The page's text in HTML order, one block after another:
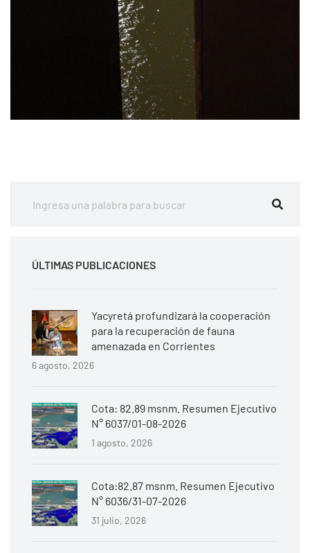
ÚLTIMAS PUBLICACIONES
Yacyretá profundizará la cooperación
para la recuperación de fauna
amenazada en Corrientes
6 agosto, 2026
Cota: 82.89 msnm. Resumen Ejecutivo
N° 6037/01-08-2026
1 agosto, 2026
Cota:82.87 msnm. Resumen Ejecutivo
N° 6036/31-07-2026
31 julio, 2026